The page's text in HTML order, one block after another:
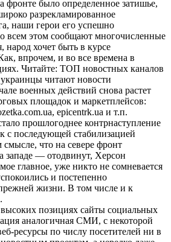
фронте было определенное затишье,
разрекламированное
наши герои его успешно
всем этом сообщают многочисленные
хочет быть в курсе
впрочем, и во все времена в
Читайте: ТОП новостных каналов
читают новости
военных действий снова растет
площадок и маркетплейсов:
epicentrk.ua и т.п.
прошлогоднее контрнаступление
с последующей стабилизацией
смысле, что на севере фронт
западе — отодвинут, Херсон
главное, уже никто не сомневается
и постепенно
жизни. В том числе и к
позициях сайты социальных
аналогичная СМИ, с некоторой
ресурсы по числу посетителей ни в